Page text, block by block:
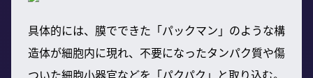
具体的には、膜でできた「パックマン」のような構
造体が細胞内に現れ、不要になったタンパク質や傷
ついた細胞小器官などを「パクパク」と取り込む。